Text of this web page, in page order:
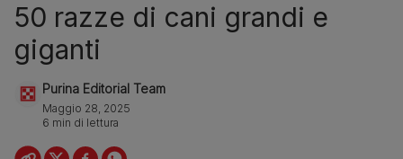
50 razze di cani grandi e
giganti
Purina Editorial Team
Maggio 28, 2025
6 min di lettura